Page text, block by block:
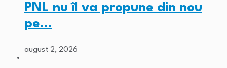
PNL nu îl va propune din nou
pe…
august 2, 2026